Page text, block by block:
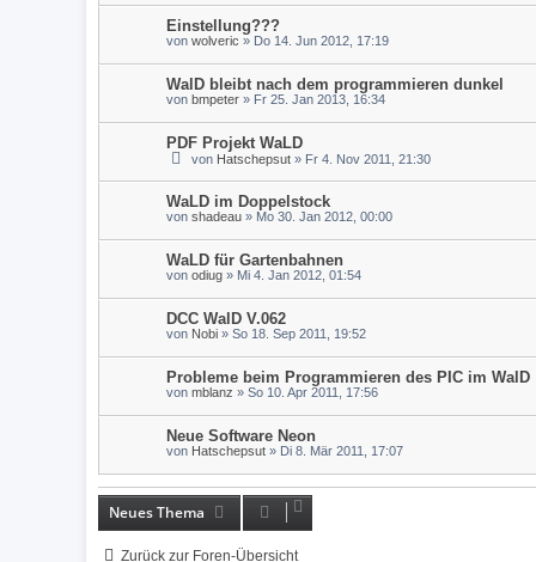
Einstellung???
von wolveric » Do 14. Jun 2012, 17:19
WalD bleibt nach dem programmieren dunkel
von bmpeter » Fr 25. Jan 2013, 16:34
PDF Projekt WaLD
von Hatschepsut » Fr 4. Nov 2011, 21:30
WaLD im Doppelstock
von shadeau » Mo 30. Jan 2012, 00:00
WaLD für Gartenbahnen
von odiug » Mi 4. Jan 2012, 01:54
DCC WalD V.062
von Nobi » So 18. Sep 2011, 19:52
Probleme beim Programmieren des PIC im WalD
von mblanz » So 10. Apr 2011, 17:56
Neue Software Neon
von Hatschepsut » Di 8. Mär 2011, 17:07
Neues Thema
Zurück zur Foren-Übersicht